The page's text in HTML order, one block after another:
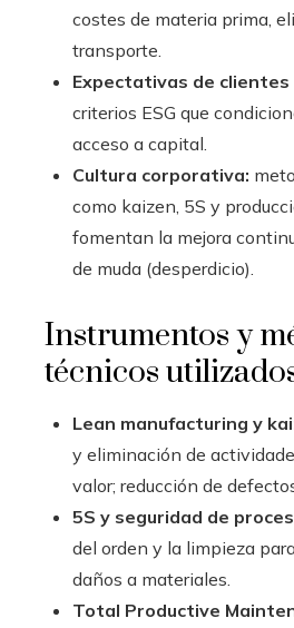
costes de materia prima,
transporte.
Expectativas de
criterios ESG que
acceso a capital.
Cultura corporativa:
como kaizen, 5S y
fomentan la mejora
de muda (desperdicio).
Instrumentos y
técnicos
Lean manufacturing y
y eliminación de
valor; reducción de
5S y seguridad de
del orden y la limpieza
daños a materiales.
Total Productive